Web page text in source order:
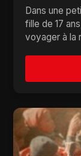
Dans une
fille de 17
voyager à la